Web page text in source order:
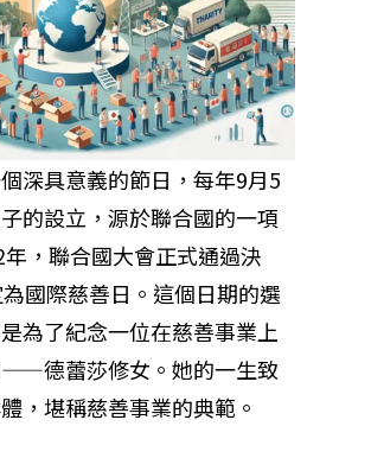
深具意義的節日，每年9月5
的設立，源於聯合國的一項
，聯合國大會正式通過決
國際慈善日。這個日期的選
為了紀念一位在慈善事業上
德蕾莎修女。她的一生致
，堪稱慈善事業的典範。